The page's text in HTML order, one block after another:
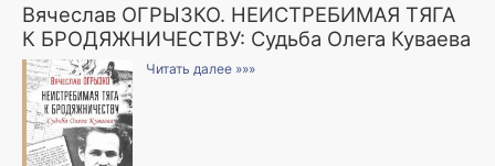
Вячеслав ОГРЫЗКО. НЕИСТРЕБИМАЯ ТЯГА
К БРОДЯЖНИЧЕСТВУ: Судьба Олега Куваева
Читать далее »»»